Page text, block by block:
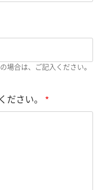
場合は、ご記入ください。
ださい。